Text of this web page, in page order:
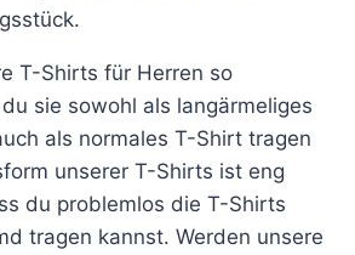
T-Shirts für Herren so
sie sowohl als langärmeliges
als normales T-Shirt tragen
unserer T-Shirts ist eng
du problemlos die T-Shirts
tragen kannst. Werden unsere